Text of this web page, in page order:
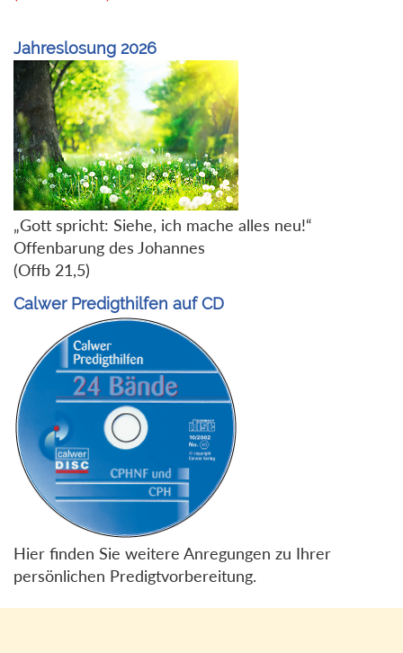
Jahreslosung 2026
„Gott spricht: Siehe, ich mache alles neu!“
Offenbarung des Johannes
(Offb 21,5)
Calwer Predigthilfen auf CD
Hier finden Sie weitere Anregungen zu Ihrer
persönlichen Predigtvorbereitung.